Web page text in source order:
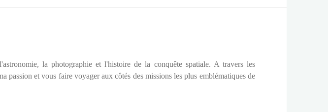
la photographie et l'histoire de la conquête spatiale. A travers les
passion et vous faire voyager aux côtés des missions les plus emblématiques de